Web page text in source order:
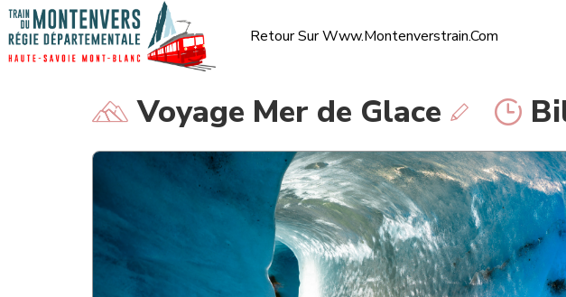
Retour Sur Www.montenverstrain.com
Voyage Mer de Glace